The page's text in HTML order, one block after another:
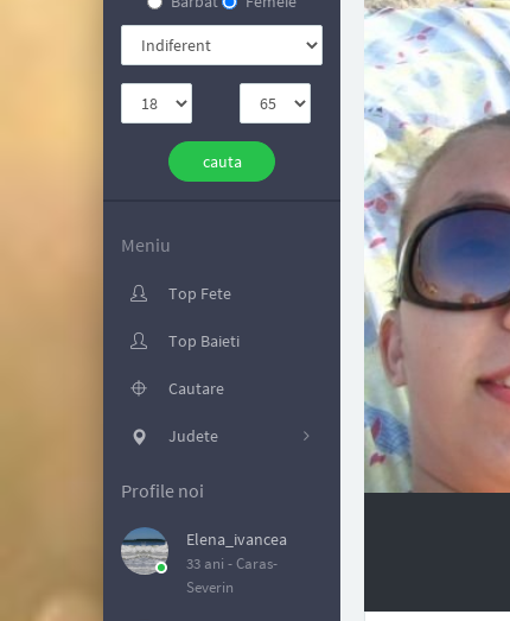
Meniu
Top Fete
Top Baieti
Cautare
Judete
Profile noi
Elena_ivancea
33 ani -Caras-
Severin